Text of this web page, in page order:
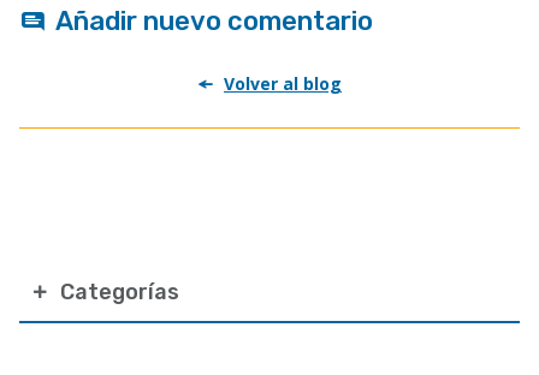
Categorías
Añadir nuevo comentario
Volver al blog